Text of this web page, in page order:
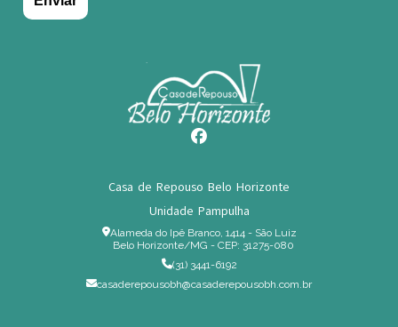
Casa de Repouso Belo Horizonte
Unidade Pampulha
Alameda do Ipê Branco, 1414 - São Luiz
Belo Horizonte/MG - CEP: 31275-080
(31) 3441-6192
casaderepousobh@casaderepousobh.com.br